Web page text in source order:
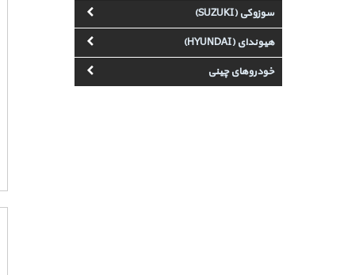
سوزوکی (SUZUKI)
هیوندای (HYUNDAI)
خودروهای چینی